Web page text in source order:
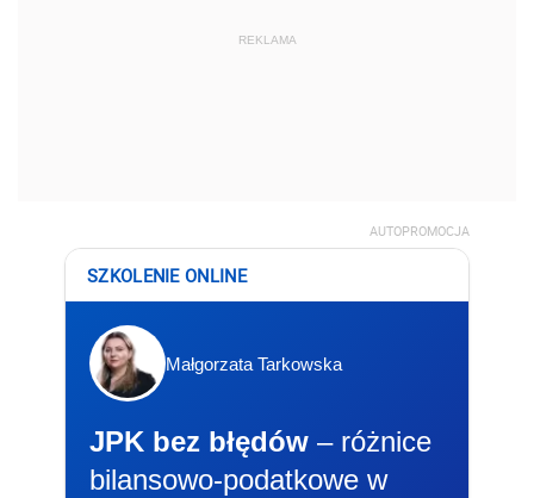
REKLAMA
AUTOPROMOCJA
SZKOLENIE ONLINE
Małgorzata Tarkowska
JPK bez błędów – różnice
bilansowo-podatkowe w